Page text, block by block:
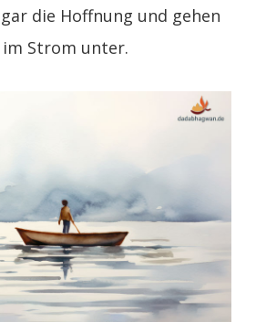
die Hoffnung und gehen
Strom unter.